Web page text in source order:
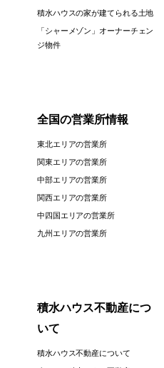
積水ハウスの家が建てられる土地
「シャーメゾン」オーナーチェン
ジ物件
全国の営業所情報
東北エリアの営業所
関東エリアの営業所
中部エリアの営業所
関西エリアの営業所
中四国エリアの営業所
九州エリアの営業所
積水ハウス不動産につ
いて
積水ハウス不動産について